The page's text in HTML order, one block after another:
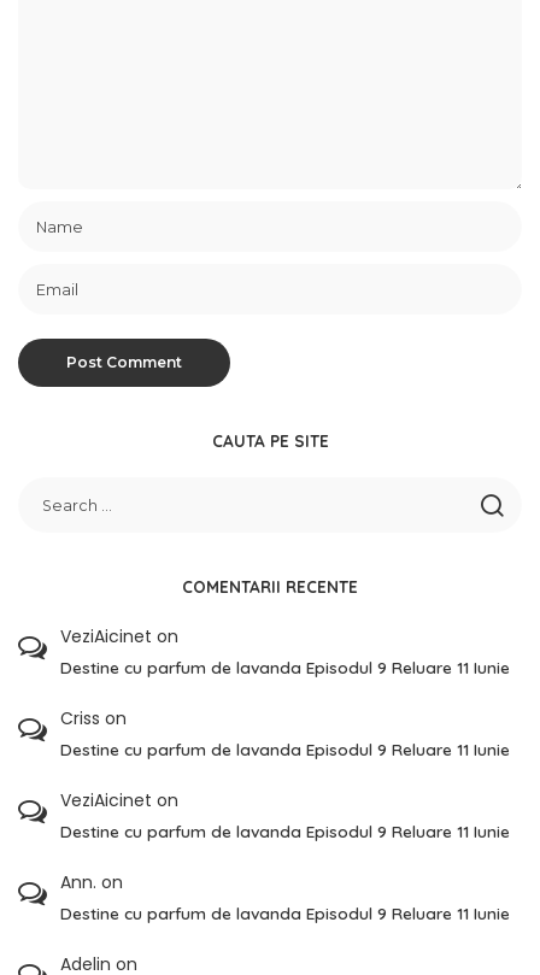
CAUTA PE SITE
COMENTARII RECENTE
VeziAicinet on
Destine cu parfum de lavanda Episodul 9 Reluare 11 Iunie
Criss on
Destine cu parfum de lavanda Episodul 9 Reluare 11 Iunie
VeziAicinet on
Destine cu parfum de lavanda Episodul 9 Reluare 11 Iunie
Ann. on
Destine cu parfum de lavanda Episodul 9 Reluare 11 Iunie
Adelin on